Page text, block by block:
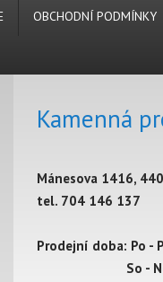
OBCHODNÍ PODMÍNKY
Kamenná
Mánesova 1416,
tel. 704 146 137
Prodejní doba: Po -
So - Ne: